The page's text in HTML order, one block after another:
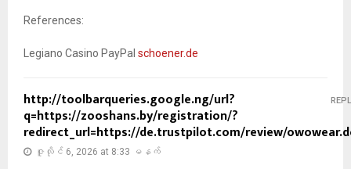
References:
Legiano Casino PayPal schoener.de
http://toolbarqueries.google.ng/url?
q=https://zooshans.by/registration/?
redirect_url=https://de.trustpilot.com/review/
ဇူလိုင် 6, 2026 at 8:33 မနက်